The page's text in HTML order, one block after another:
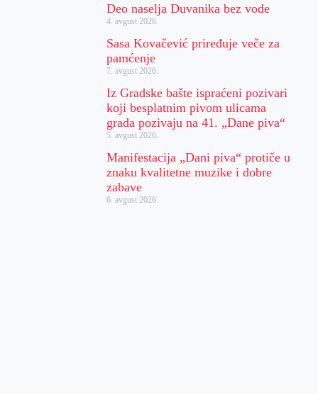
Deo naselja Duvanika bez vode
4. avgust 2026.
Sasa Kovačević priređuje veče za
pamćenje
7. avgust 2026.
Iz Gradske bašte ispraćeni pozivari
koji besplatnim pivom ulicama
grada pozivaju na 41. „Dane piva“
5. avgust 2026.
Manifestacija „Dani piva“ protiče u
znaku kvalitetne muzike i dobre
zabave
6. avgust 2026.